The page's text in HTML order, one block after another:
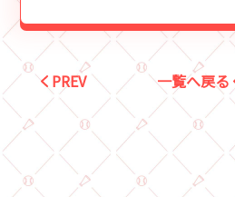
PREV 一覧へ戻る